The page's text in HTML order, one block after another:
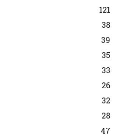
121
38
39
35
33
26
32
28
47